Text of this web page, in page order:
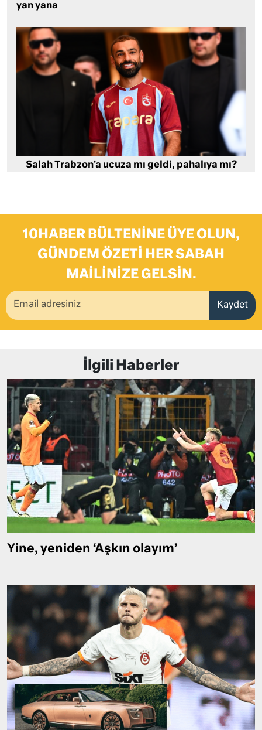
yan yana
Salah Trabzon’a ucuza mı geldi, pahalıya mı?
10HABER BÜLTENINE ÜYE OLUN,
GÜNDEM ÖZETI HER SABAH
MAILINIZE GELSIN.
Kaydet
İlgili Haberler
Yine, yeniden ‘Aşkın olayım’